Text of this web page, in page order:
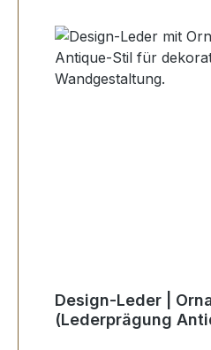
Design-Leder |
(Lederprägung